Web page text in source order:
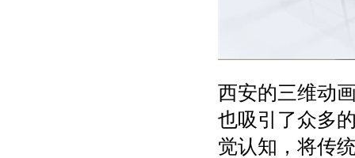
西安的三维动
也吸引了众多
觉认知，将传